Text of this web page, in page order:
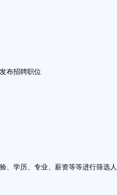
布招聘职位
、学历、专业、薪资等等进行筛选人